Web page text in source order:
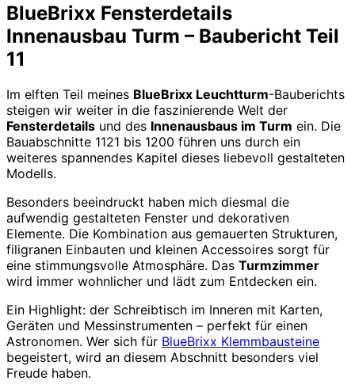
BlueBrixx Fensterdetails
Innenausbau Turm – Baubericht Teil
11
Im elften Teil meines BlueBrixx Leuchtturm-Bauberichts
steigen wir weiter in die faszinierende Welt der
Fensterdetails und des Innenausbaus im Turm ein. Die
Bauabschnitte 1121 bis 1200 führen uns durch ein
weiteres spannendes Kapitel dieses liebevoll gestalteten
Modells.
Besonders beeindruckt haben mich diesmal die
aufwendig gestalteten Fenster und dekorativen
Elemente. Die Kombination aus gemauerten Strukturen,
filigranen Einbauten und kleinen Accessoires sorgt für
eine stimmungsvolle Atmosphäre. Das Turmzimmer
wird immer wohnlicher und lädt zum Entdecken ein.
Ein Highlight: der Schreibtisch im Inneren mit Karten,
Geräten und Messinstrumenten – perfekt für einen
Astronomen. Wer sich für BlueBrixx Klemmbausteine
begeistert, wird an diesem Abschnitt besonders viel
Freude haben.